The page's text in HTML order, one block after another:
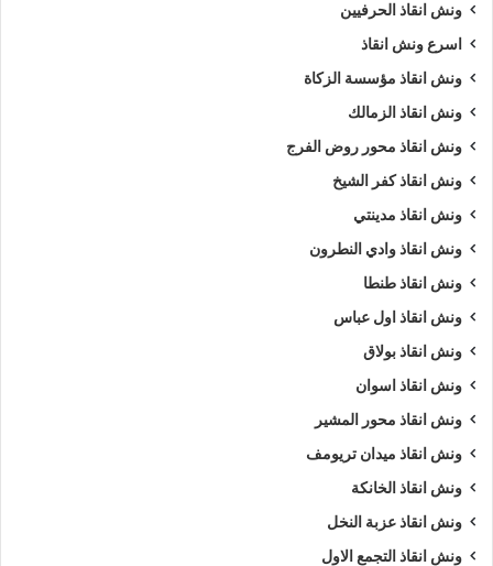
ونش انقاذ الحرفيين
اسرع ونش انقاذ
ونش انقاذ مؤسسة الزكاة
ونش انقاذ الزمالك
ونش انقاذ محور روض الفرج
ونش انقاذ كفر الشيخ
ونش انقاذ مدينتي
ونش انقاذ وادي النطرون
ونش انقاذ طنطا
ونش انقاذ اول عباس
ونش انقاذ بولاق
ونش انقاذ اسوان
ونش انقاذ محور المشير
ونش انقاذ ميدان تريومف
ونش انقاذ الخانكة
ونش انقاذ عزبة النخل
ونش انقاذ التجمع الاول